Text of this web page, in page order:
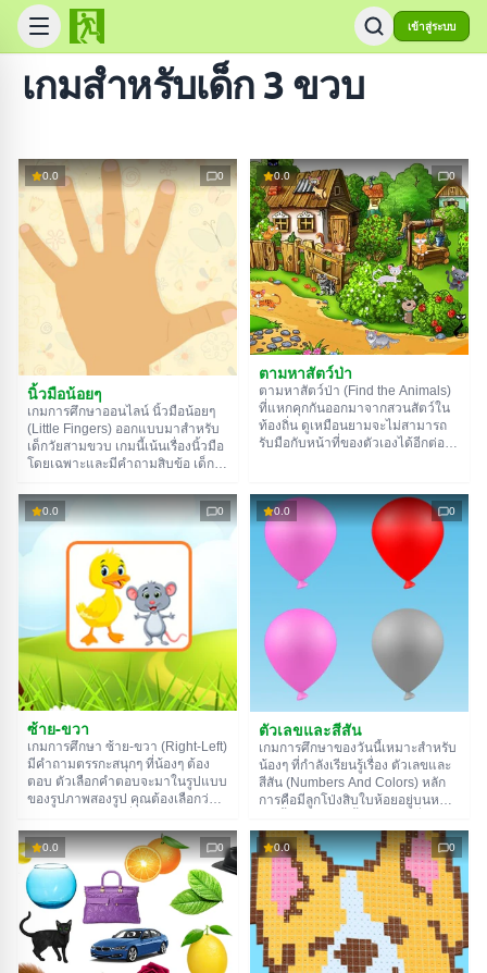
เข้าสู่ระบบ
เกมสำหรับเด็ก 3 ขวบ
0.0 0
นิ้วมือน้อยๆ
เกมการศึกษาออนไลน์ นิ้วมือน้อยๆ
(Little Fingers) ออกแบบมาสำหรับ
เด็กวัยสามขวบ เกมนี้เน้นเรื่องนิ้วมือ
โดยเฉพาะและมีคำถามสิบข้อ เด็กๆ
ต้องชี้ไปที่นิ้วที่กำหนด เช่น นิ้วนาง
นิ้วชี้ และอื่นๆ เนื่องจากมือจะสลับไป
มา น้องๆ เลยต้องตั้งใจดูให้ดีนะ
0.0 0
ตามหาสัตว์ป่า
ตามหาสัตว์ป่า (Find the Animals)
ที่แหกคุกกันออกมาจากสวนสัตว์ใน
ท้องถิ่น ดูเหมือนยามจะไม่สามารถ
รับมือกับหน้าที่ของตัวเองได้อีกต่อไป
พวกที่หนีออกมากลับบ้านก่อนที่พวก
มันจะได้รับบาดเจ็บ สังเกตให้ดีล่ะ
เพราะสัตว์บางตัวก็พรางตัวเก่งมาก
ขอให้โชคดี!
0.0 0
ซ้าย-ขวา
เกมการศึกษา ซ้าย-ขวา (Right-Left)
มีคำถามตรรกะสนุกๆ ที่น้องๆ ต้อง
ตอบ ตัวเลือกคำตอบจะมาในรูปแบบ
ของรูปภาพสองรูป คุณต้องเลือกว่า
คำถามนั้น – รูปซ้ายหรือรูปขวา
ตัวอย่างเช่น บ้านแบบไหนที่เหมาะ
กับยีราฟมากกว่ากัน: หอคอยหินสูงๆ
หรือกระท่อมเตี้ยๆ?
0.0 0
ตัวเลขและสีสัน
เกมการศึกษาของวันนี้เหมาะสำหรับ
น้องๆ ที่กำลังเรียนรู้เรื่อง ตัวเลขและ
สีสัน (Numbers And Colors) หลัก
การคือมีลูกโป่งสิบใบห้อยอยู่บนหน้า
ด้านบนจะมีโจทย์เขียนไว้ว่าคุณต้อง
เจาะลูกโป่งกี่ใบและสีอะไร โดยใช้
เมาส์คลิกซ้าย เสร็จแล้วเหรอ? งั้นรับ
ภารกิจใหม่ไปเลย!
0.0 0 0.0 0